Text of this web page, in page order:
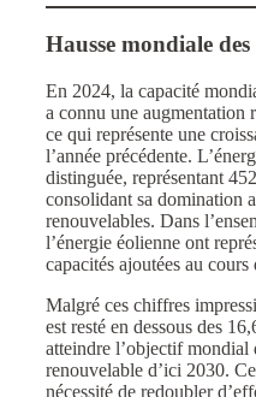
Hausse mondiale
En 2024, la capacité
a connu une augmentation
ce qui représente une
l’année précédente.
distinguée, représentant
consolidant sa domination
renouvelables. Dans
l’énergie éolienne ont
capacités ajoutées au
Malgré ces chiffres
est resté en dessous des
atteindre l’objectif mondial
renouvelable d’ici 2030.
nécessité de redoubler